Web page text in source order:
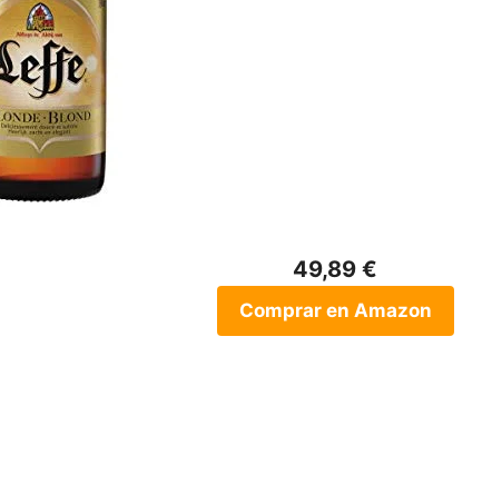
49,89 €
Comprar en Amazon